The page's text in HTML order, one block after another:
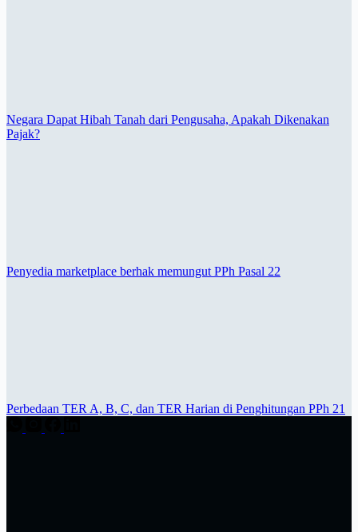
Negara Dapat Hibah Tanah dari Pengusaha, Apakah Dikenakan
Pajak?
Penyedia marketplace berhak memungut PPh Pasal 22
Perbedaan TER A, B, C, dan TER Harian di Penghitungan PPh 21